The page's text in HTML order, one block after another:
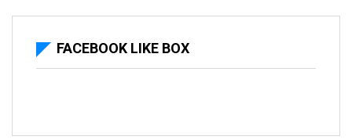
FACEBOOK LIKE BOX